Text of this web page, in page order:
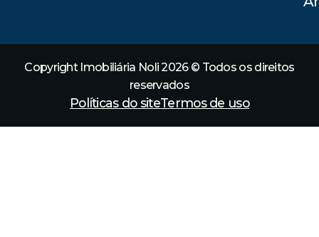
Copyright Imobiliária Noli 2026 © Todos os direitos
reservados
Políticas do siteTermos de uso